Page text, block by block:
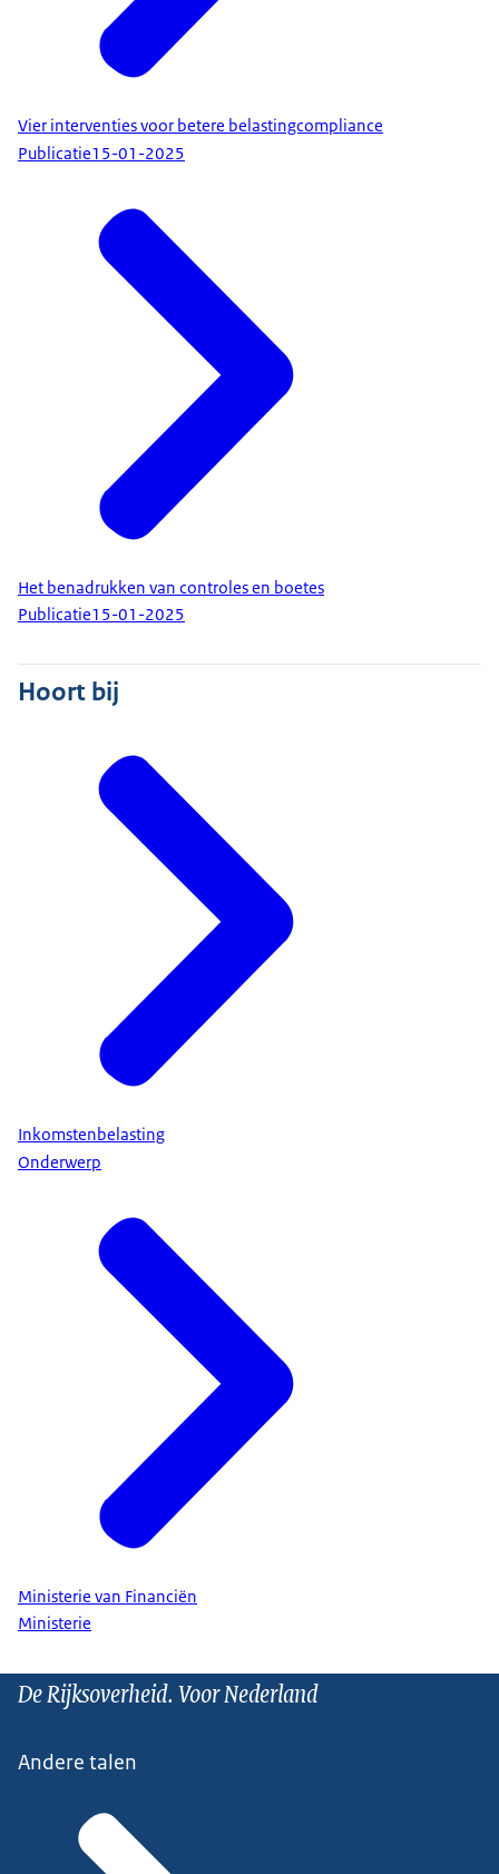
Vier interventies voor betere belastingcompliance
Publicatie15-01-2025
Het benadrukken van controles en boetes
Publicatie15-01-2025
Hoort bij
Inkomstenbelasting
Onderwerp
Ministerie van Financiën
Ministerie
De Rijksoverheid. Voor Nederland
Andere talen